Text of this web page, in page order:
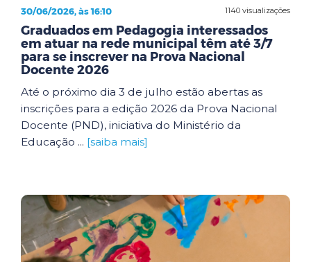
1140 visualizações
30/06/2026, às 16:10
Graduados em Pedagogia interessados
em atuar na rede municipal têm até 3/7
para se inscrever na Prova Nacional
Docente 2026
Até o próximo dia 3 de julho estão abertas as
inscrições para a edição 2026 da Prova Nacional
Docente (PND), iniciativa do Ministério da
Educação ... [saiba mais]